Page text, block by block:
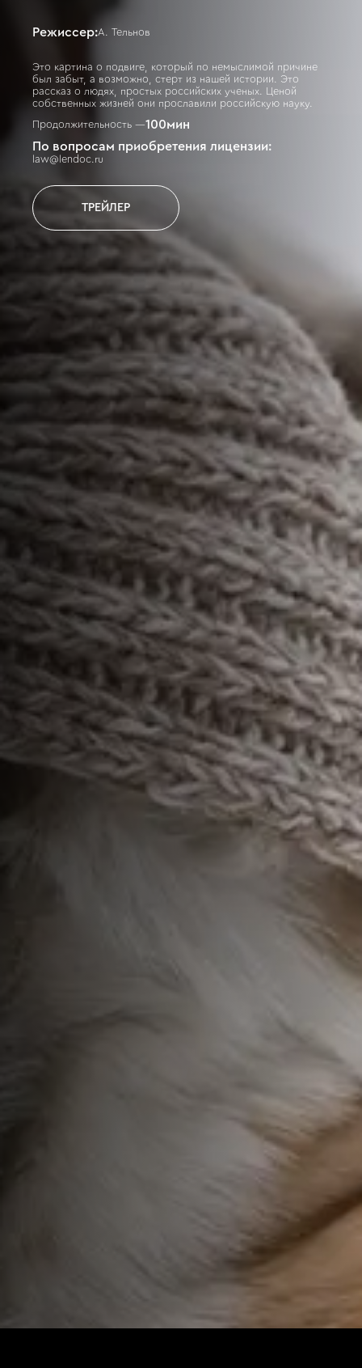
Режиссер:А. Тельнов
Это картина о подвиге, который по немыслимой причине
был забыт, а возможно, стерт из нашей истории. Это
рассказ о людях, простых российских ученых. Ценой
собственных жизней они прославили российскую науку.
Продолжительность —100мин
По вопросам приобретения лицензии:
law@lendoc.ru
ТРЕЙЛЕР